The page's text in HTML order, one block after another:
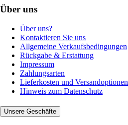
Über uns
Über uns?
Kontaktieren Sie uns
Allgemeine Verkaufsbedingungen
Rückgabe & Erstattung
Impressum
Zahlungsarten
Lieferkosten und Versandoptionen
Hinweis zum Datenschutz
Unsere Geschäfte